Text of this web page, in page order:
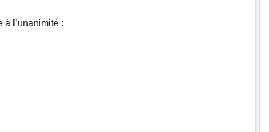
l’unanimité :